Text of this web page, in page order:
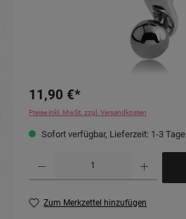
11,90 €*
Preise inkl. MwSt. zzgl. Versandkosten
Sofort verfügbar, Lieferzeit: 1-3 Tage
Zum Merkzettel hinzufügen